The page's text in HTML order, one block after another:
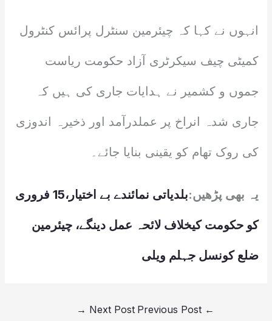
انہوں نے کہا کہ چیئرمین سنٹرل پرائس کنٹرول
کمیٹی چیف سیکرٹری آزاد حکومت ریاست
جموں و کشمیر نے ہدایات جاری کی ہیں کہ
جاری شدہ انراخ پر عملدرآمد اور ذخیرہ اندوزی
کی روک تھام کو یقینی بنایا جائے۔
یہ بھی پڑھیں: بلدیاتی نمائندے بے اختیار،15 فروری
کو حکومت کیخلاف لائحہ عمل دینگے، چیئرمین
ضلع کونسل جہلم ویلی
←
Next Post
→